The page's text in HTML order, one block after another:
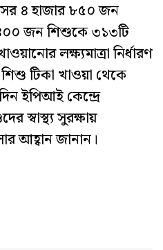
৪ হাজার ৮৫০ জন
জন শিশুকে ৩১৩টি
লক্ষ্যমাত্রা নির্ধারণ
টিকা খাওয়া থেকে
ইপিআই কেন্দ্রে
স্বাস্থ্য সুরক্ষায়
আহ্বান জানান।